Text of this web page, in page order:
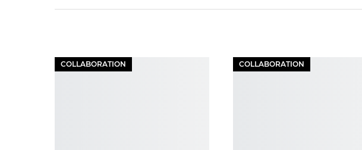
COLLABORATION COLLABORATION